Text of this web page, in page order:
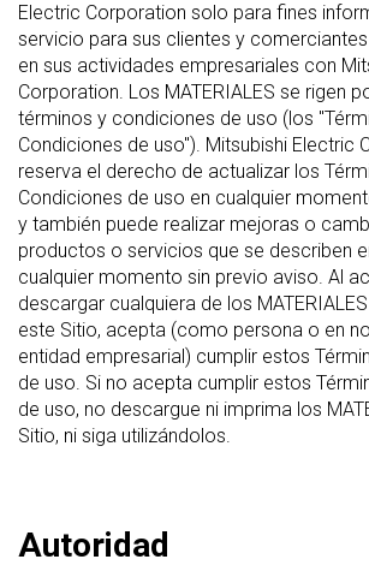
Electric Corporation solo para fines
servicio para sus clientes y
en sus actividades empresariales con
Corporation. Los MATERIALES se rigen
términos y condiciones de uso (los
Condiciones de uso"). Mitsubishi Electric
reserva el derecho de actualizar los
Condiciones de uso en cualquier
y también puede realizar mejoras o
productos o servicios que se describen
cualquier momento sin previo aviso. Al
descargar cualquiera de los
este Sitio, acepta (como persona o en
entidad empresarial) cumplir estos
de uso. Si no acepta cumplir estos
de uso, no descargue ni imprima los
Sitio, ni siga utilizándolos.
Autoridad